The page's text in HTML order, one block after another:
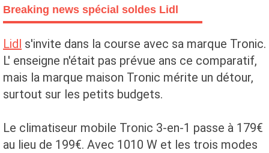
Breaking news spécial soldes Lidl
Lidl s'invite dans la course avec sa marque Tronic.
L' enseigne n'était pas prévue ans ce comparatif,
mais la marque maison Tronic mérite un détour,
surtout sur les petits budgets.
Le climatiseur mobile Tronic 3-en-1 passe à 179€
au lieu de 199€. Avec 1010 W et les trois modes